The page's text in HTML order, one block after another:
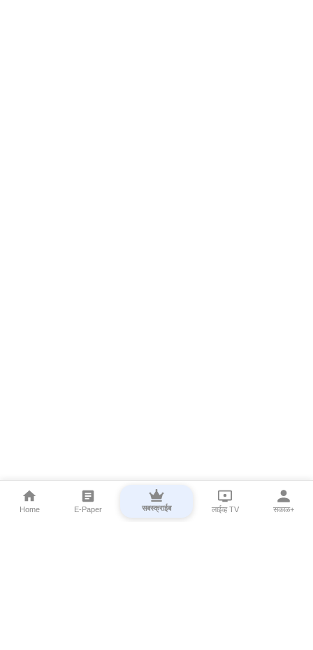
Home E-Paper सबस्क्राईब लाईव्ह TV सकाळ+